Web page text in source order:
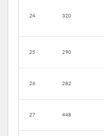
24 320
25 290
26 282
27 448